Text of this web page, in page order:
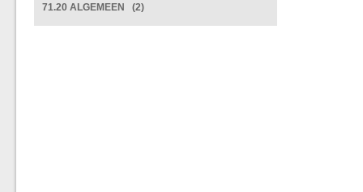
71.20 ALGEMEEN (2)